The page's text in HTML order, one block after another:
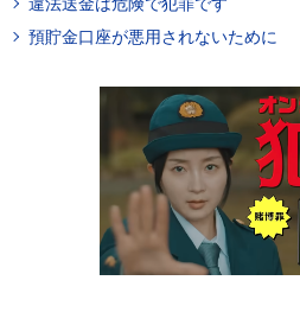
違法送金は危険で犯罪です
預貯金口座が悪用されないために